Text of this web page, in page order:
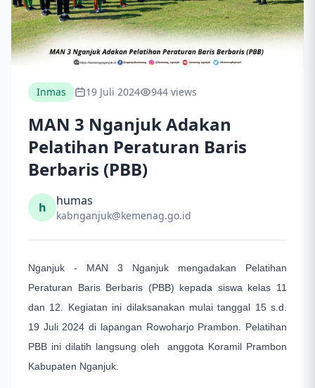
Inmas 19 Juli 2024 944 views
MAN 3 Nganjuk Adakan
Pelatihan Peraturan Baris
Berbaris (PBB)
h humas
kabnganjuk@kemenag.go.id
Nganjuk - MAN 3 Nganjuk mengadakan Pelatihan
Peraturan Baris Berbaris (PBB) kepada siswa kelas 11
dan 12. Kegiatan ini dilaksanakan mulai tanggal 15 s.d.
19 Juli 2024 di lapangan Rowoharjo Prambon. Pelatihan
PBB ini dilatih langsung oleh anggota Koramil Prambon
Kabupaten Nganjuk.